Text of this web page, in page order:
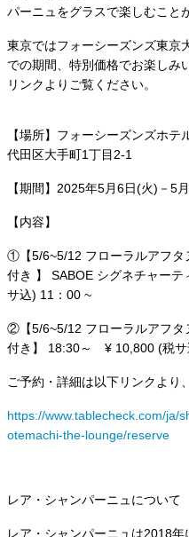
パーニュをグラスで楽しむこと
東京ではフォーシーズンズ東京
での期間、特別価格でお楽しみ
リンクよりご覧ください。
【場所】フォーシーズンズホ
代田区大手町1丁目2-1
【期間】2025年5月6日(火)－5
【内容】
①【5/6~5/12 フローラルアフタ
付き 】 SABOE シグネチャー
サ込) 11：00 ~
②【5/6~5/12 フローラルアフタ
付き】 18:30～ ¥ 10,800 (税サ
ご予約・詳細は以下リンクより
https://www.tablecheck.com/ja/
otemachi-the-lounge/reserve
レア・シャンパーニュについて
レア・シャンパーニュは2018